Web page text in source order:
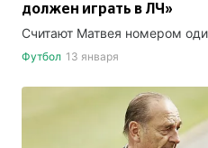
должен играть в ЛЧ»
Считают Матвея номером
Футбол 13 января